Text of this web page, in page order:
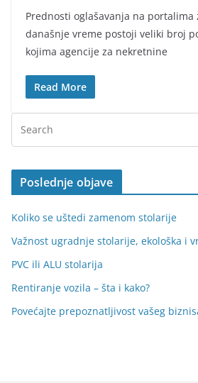
Prednosti oglašavanja na portalima
današnje vreme postoji veliki broj
kojima agencije za nekretnine
Read More
Poslednje objave
Koliko se uštedi zamenom stolarije
Važnost ugradnje stolarije, ekološka i
PVC ili ALU stolarija
Rentiranje vozila – šta i kako?
Povećajte prepoznatljivost vašeg